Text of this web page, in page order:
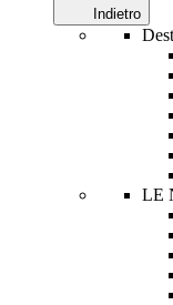
Indietro
LE